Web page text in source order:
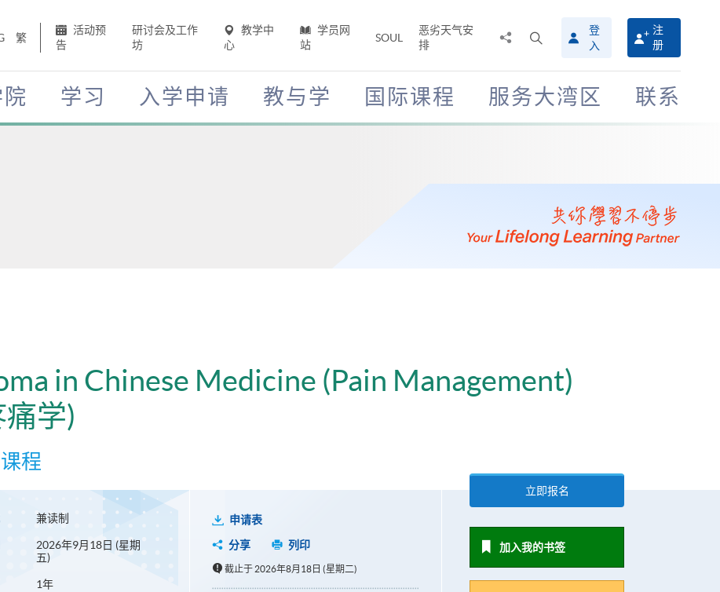
繁
活动预
告
研讨会及工作
坊
教学中
心
学员网
站
SOUL
恶劣天气安
排
搜
寻
介
面
登
入
注
册
学习 入学申请 教与学 国际课程 服务大湾区 联系
in Chinese Medicine (Pain Management)
学)
程
兼读制
2026年9月18日 (星期
五)
1年
申请表
分享
列印
截止于 2026年8月18日 (星期二)
立即报名
加入我的书签